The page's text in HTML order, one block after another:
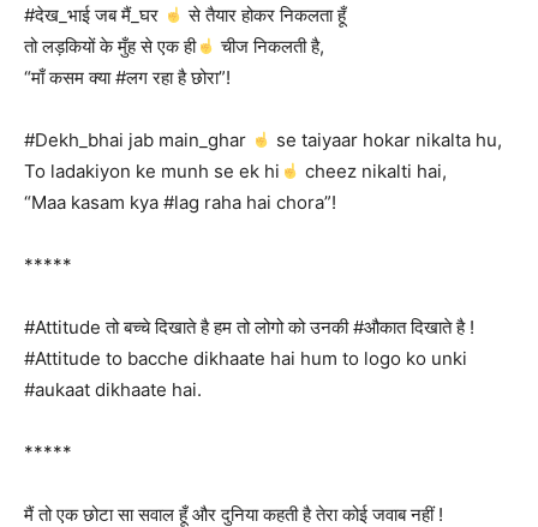
#देख_भाई जब मैं_घर
से तैयार होकर निकलता हूँ
तो लड़कियों के मुँह से एक ही
चीज निकलती है,
“माँ कसम क्या #लग रहा है छोरा”!
#Dekh_bhai jab main_ghar
se taiyaar hokar nikalta hu,
To ladakiyon ke munh se ek hi
cheez nikalti hai,
“Maa kasam kya #lag raha hai chora”!
*****
#Attitude तो बच्चे दिखाते है हम तो लोगो को उनकी #औकात दिखाते है !
#Attitude to bacche dikhaate hai hum to logo ko unki
#aukaat dikhaate hai.
*****
मैं तो एक छोटा सा सवाल हूँ और दुनिया कहती है तेरा कोई जवाब नहीं !